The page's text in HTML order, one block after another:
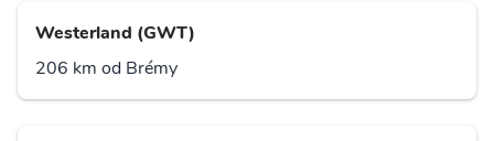
Westerland (GWT)
206 km od Brémy